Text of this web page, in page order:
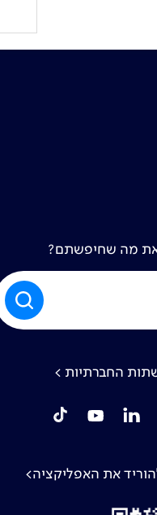
מה שחיפשתם?
החברתיות >
YouTube
tiktok
את האפליקציה>